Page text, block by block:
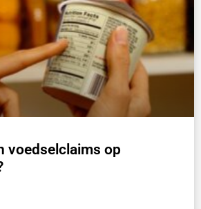
voedselclaims op